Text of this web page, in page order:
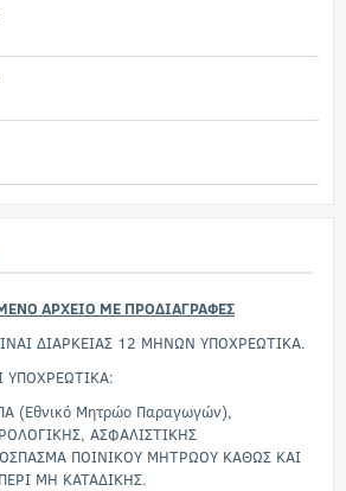
ΑΡΧΕΙΟ ΜΕ ΠΡΟΔΙΑΓΡΑΦΕΣ
ΔΙΑΡΚΕΙΑΣ 12 ΜΗΝΩΝ ΥΠΟΧΡΕΩΤΙΚΑ.
ΥΠΟΧΡΕΩΤΙΚΑ:
(Εθνικό Μητρώο Παραγωγών),
ΑΣΦΑΛΙΣΤΙΚΗΣ
ΠΟΙΝΙΚΟΥ ΜΗΤΡΩΟΥ ΚΑΘΩΣ ΚΑΙ
ΜΗ ΚΑΤΑΔΙΚΗΣ.